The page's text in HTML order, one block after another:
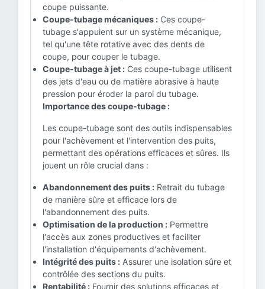
coupe puissante.
Coupe-tubage mécaniques : Ces coupe-
tubage s'appuient sur un système mécanique,
tel qu'une tête rotative avec des dents de
coupe, pour couper le tubage.
Coupe-tubage à jet : Ces coupe-tubage utilisent
des jets d'eau ou de matière abrasive à haute
pression pour éroder la paroi du tubage.
Importance des coupe-tubage :
Les coupe-tubage sont des outils indispensables
pour l'achèvement et l'intervention des puits,
permettant des opérations efficaces et sûres. Ils
jouent un rôle crucial dans :
Abandonnement des puits : Retrait du tubage
de manière sûre et efficace lors de
l'abandonnement des puits.
Optimisation de la production : Permettre
l'accès aux zones productives et faciliter
l'installation d'équipements d'achèvement.
Intégrité des puits : Assurer une isolation sûre et
contrôlée des sections du puits.
Rentabilité : Fournir des solutions efficaces et